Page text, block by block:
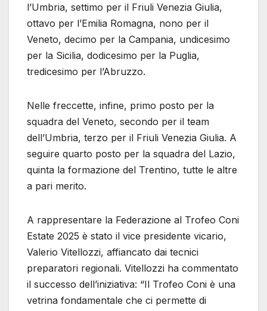
l’Umbria, settimo per il Friuli Venezia Giulia,
ottavo per l’Emilia Romagna, nono per il
Veneto, decimo per la Campania, undicesimo
per la Sicilia, dodicesimo per la Puglia,
tredicesimo per l’Abruzzo.
Nelle freccette, infine, primo posto per la
squadra del Veneto, secondo per il team
dell’Umbria, terzo per il Friuli Venezia Giulia. A
seguire quarto posto per la squadra del Lazio,
quinta la formazione del Trentino, tutte le altre
a pari merito.
A rappresentare la Federazione al Trofeo Coni
Estate 2025 è stato il vice presidente vicario,
Valerio Vitellozzi, affiancato dai tecnici
preparatori regionali. Vitellozzi ha commentato
il successo dell’iniziativa: “Il Trofeo Coni è una
vetrina fondamentale che ci permette di